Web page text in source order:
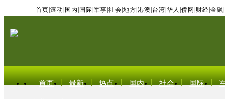
首页 滚动 国内 国际 军事 社会 地方 港澳 台湾 华人 侨网 财经 金融
首页 最新 热点 国内 社会 国际